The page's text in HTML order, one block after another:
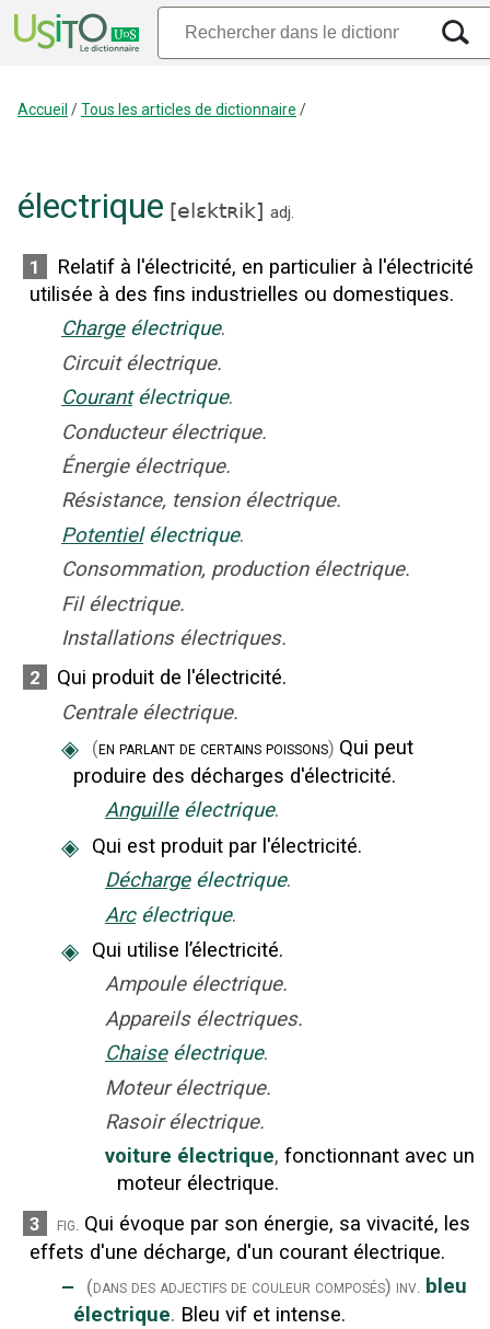
Accueil /Tous les articles de dictionnaire /
électrique [elɛktʀik] adj.
1
Relatif à l'électricité, en particulier à l'électricité
utilisée à des fins industrielles ou domestiques.
Charge électrique.
Circuit électrique.
Courant électrique.
Conducteur électrique.
Énergie électrique.
Résistance, tension électrique.
Potentiel électrique.
Consommation, production électrique.
Fil électrique.
Installations électriques.
2
Qui produit de l'électricité.
Centrale électrique.
◈ (en parlant de certains poissons) Qui peut
produire des décharges d'électricité.
Anguille électrique.
◈ Qui est produit par l'électricité.
Décharge électrique.
Arc électrique.
◈ Qui utilise l’électricité.
Ampoule électrique.
Appareils électriques.
Chaise électrique.
Moteur électrique.
Rasoir électrique.
voiture électrique, fonctionnant avec un
moteur électrique.
3 fig. Qui évoque par son énergie, sa vivacité, les
effets d'une décharge, d'un courant électrique.
‒ (dans des adjectifs de couleur composés) inv. bleu
électrique. Bleu vif et intense.